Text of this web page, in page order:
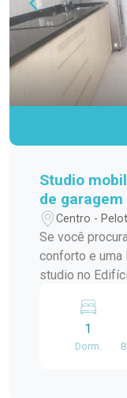
Studio
de
II - Centro
Centro -
Se você
conforto e
studio no
equipado e
uma solução
a rotina sem
1
Dorm.